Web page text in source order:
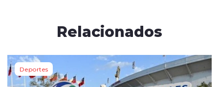
Relacionados
Deportes